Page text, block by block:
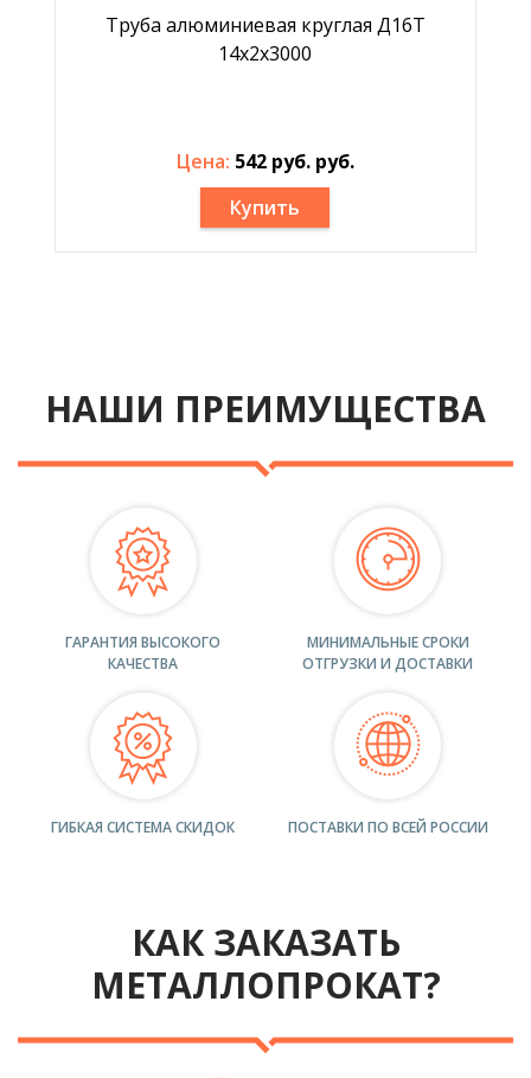
Труба алюминиевая круглая Д16Т
14x2x3000
Цена: 542 руб. руб.
Купить
НАШИ ПРЕИМУЩЕСТВА
ГАРАНТИЯ ВЫСОКОГО
КАЧЕСТВА
МИНИМАЛЬНЫЕ СРОКИ
ОТГРУЗКИ И ДОСТАВКИ
ГИБКАЯ СИСТЕМА СКИДОК ПОСТАВКИ ПО ВСЕЙ РОССИИ
КАК ЗАКАЗАТЬ
МЕТАЛЛОПРОКАТ?